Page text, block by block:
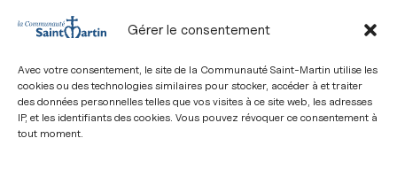
Gérer le consentement
Avec votre consentement, le site de la Communauté Saint-Martin utilise les
cookies ou des technologies similaires pour stocker, accéder à et traiter
des données personnelles telles que vos visites à ce site web, les adresses
IP, et les identifiants des cookies. Vous pouvez révoquer ce consentement à
tout moment.
de plus beau n’est monté à Dieu que la prière des
enfants. Plusieurs enfants réunis dans la prière font
pour le ciel des choses merveilleuses. » (Marthe
Robin)